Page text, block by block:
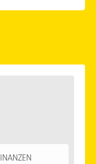
Fahrrad-